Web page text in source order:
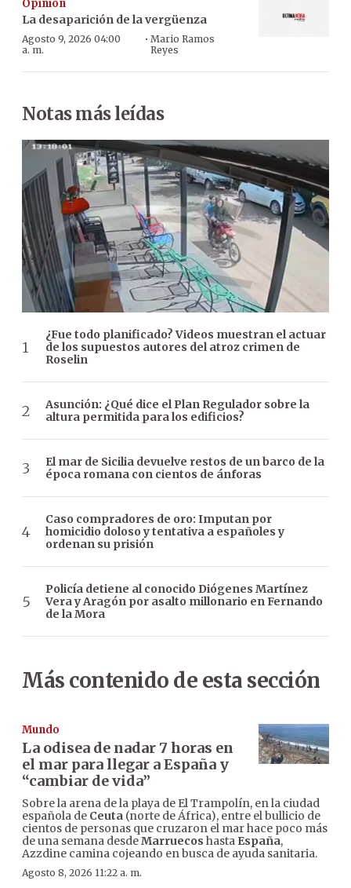
Opinión
La desaparición de la vergüenza
Agosto 9, 2026 04:00
a. m.
· Mario Ramos
Reyes
Notas más leídas
¿Fue todo planificado? Videos muestran el actuar
de los supuestos autores del atroz crimen de
Roselin
Asunción: ¿Qué dice el Plan Regulador sobre la
altura permitida para los edificios?
El mar de Sicilia devuelve restos de un barco de la
época romana con cientos de ánforas
Caso compradores de oro: Imputan por
homicidio doloso y tentativa a españoles y
ordenan su prisión
Policía detiene al conocido Diógenes Martínez
Vera y Aragón por asalto millonario en Fernando
de la Mora
Más contenido de esta sección
Mundo
La odisea de nadar 7 horas en
el mar para llegar a España y
“cambiar de vida”
Sobre la arena de la playa de El Trampolín, en la ciudad
española de Ceuta (norte de África), entre el bullicio de
cientos de personas que cruzaron el mar hace poco más
de una semana desdeMarruecos hasta España,
Azzdine camina cojeando en busca de ayuda sanitaria.
Agosto 8, 2026 11:22 a. m.